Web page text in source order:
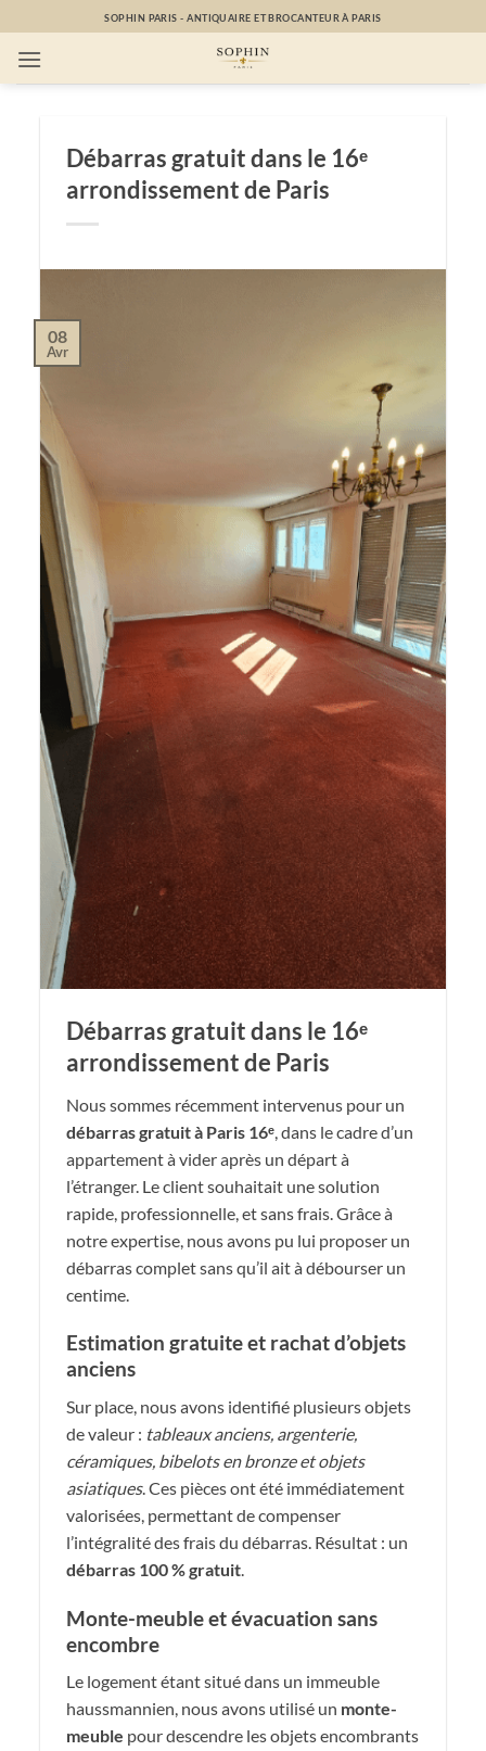
au
contenu
SOPHIN PARIS - ANTIQUAIRE ET BROCANTEUR À PARIS
Débarras gratuit dans le 16ᵉ
arrondissement de Paris
08
Avr
Débarras gratuit dans le 16ᵉ
arrondissement de Paris
Nous sommes récemment intervenus pour un
débarras gratuit à Paris 16ᵉ , dans le cadre d’un
appartement à vider après un départ à
l’étranger. Le client souhaitait une solution
rapide, professionnelle, et sans frais. Grâce à
notre expertise, nous avons pu lui proposer un
débarras complet sans qu’il ait à débourser un
centime.
Estimation gratuite et rachat d’objets
anciens
Sur place, nous avons identifié plusieurs objets
de valeur : tableaux anciens, argenterie,
céramiques, bibelots en bronze et objets
asiatiques. Ces pièces ont été immédiatement
valorisées, permettant de compenser
l’intégralité des frais du débarras. Résultat : un
débarras 100 % gratuit.
Monte-meuble et évacuation sans
encombre
Le logement étant situé dans un immeuble
haussmannien, nous avons utilisé un monte-
meuble pour descendre les objets encombrants